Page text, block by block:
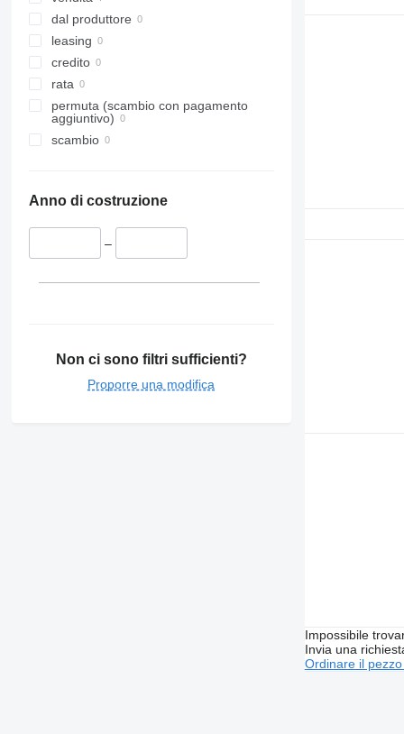
dal produttore
leasing
credito
rata
permuta (scambio con pagamento
aggiuntivo)
scambio
Anno di costruzione
–
Non ci sono filtri sufficienti?
Proporre una modifica
Impossibile
Invia una
Ordinare il